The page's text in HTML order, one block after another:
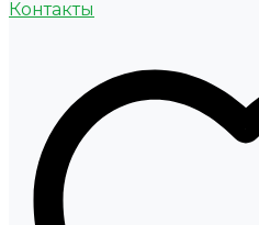
Контакты